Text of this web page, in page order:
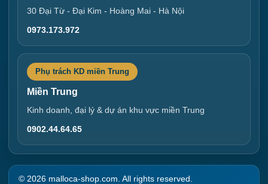
30 Đại Từ - Đại Kim - Hoàng Mai - Hà Nội
0973.173.972
Phụ trách KD miền Trung
Miền Trung
Kinh doanh, đại lý & dự án khu vực miền Trung
0902.44.64.65
© 2026 malloca-shop.com. All rights reserved.